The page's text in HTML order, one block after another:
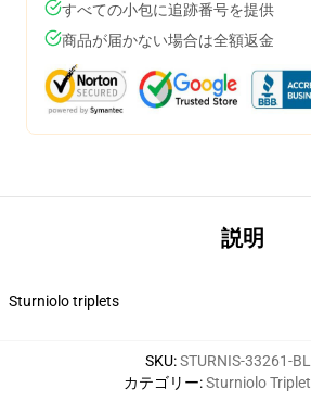
すべての小包に追跡番号を提供
商品が届かない場合は全額返金
説明
Sturniolo triplets
SKU:STURNIS-33261-
カテゴリー:Sturniolo